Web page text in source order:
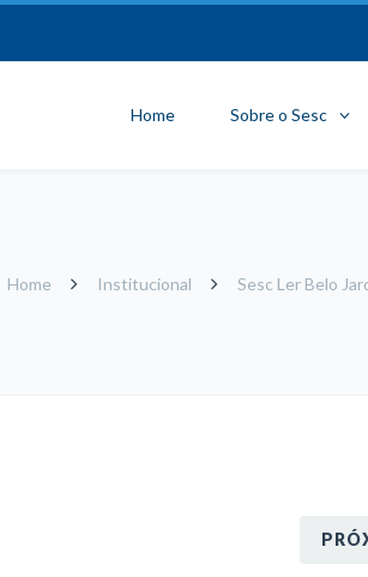
Home Sobre o Sesc
Home Institucional Sesc Ler Belo